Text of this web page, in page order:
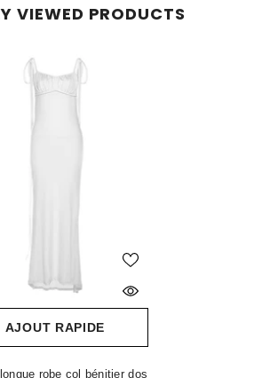
VIEWED PRODUCTS
AJOUT RAPIDE
robe col bénitier dos